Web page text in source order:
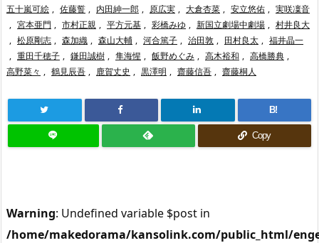
五十嵐可絵 , 佐藤誓 , 内田紳一郎 , 原広実 , 大倉杏菜 , 安立悠佑 , 実咲凜音
, 宮本亜門 , 市村正親 , 平方元基 , 彩橋みゆ , 新国立劇場中劇場 , 村井良大
, 松原剛志 , 森加織 , 森山大輔 , 河合篤子 , 治田敦 , 田村良太 , 福井晶一
, 重田千穂子 , 鎌田誠樹 , 隼海惺 , 飯野めぐみ , 高木裕和 , 高橋勝典 ,
高野菜々 , 鶴見辰吾 , 鹿賀丈史 , 黒澤明 , 齋藤信吾 , 齋藤桐人
B!
Copy
Warning: Undefined variable $post in
/home/makedorama/kansolink.com/public_html/